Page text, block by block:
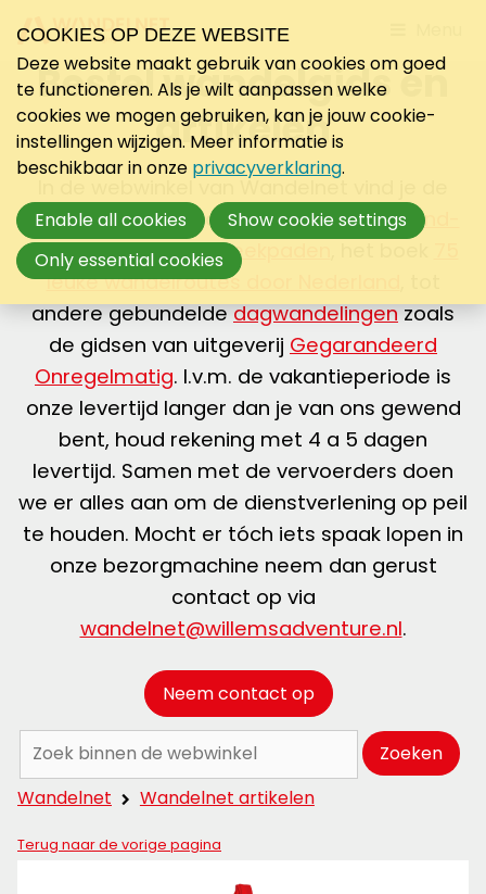
to
Bestel wandelgids en
artikelen
In de webwinkel van Wandelnet vind je de
mooiste wandelgidsen vanLange-Afstand-
WandelpadenenStreekpaden
leuke wandelroutes door Nederland
andere gebundeldedagwandelingenzoals
de gidsen van uitgeverij Gegarandeerd
Onregelmatig. I.v.m. de vakantieperiode is
onze levertijd langer dan je van ons gewend
bent, houd rekening met 4 a 5 dagen
levertijd. Samen met de vervoerders doen
we er alles aan om de dienstverlening op peil
te houden. Mocht er tóch iets spaak lopen in
onze bezorgmachine neem dan gerust
contact op via
wandelnet@willemsadventure.nl.
Neem contact op
Zoeken:
Zoeken
Wandelnet
Wandelnet artikelen
Terug naar de vorige pagina
COOKIES OP DEZE WEBSITE
Deze website maakt gebruik van cookies om goed
te functioneren. Als je wilt aanpassen welke
cookies we mogen gebruiken, kan je jouw cookie-
instellingen wijzigen. Meer informatie is
beschikbaar in onze privacyverklaring.
Enable all cookies
Show cookie settings
Only essential cookies